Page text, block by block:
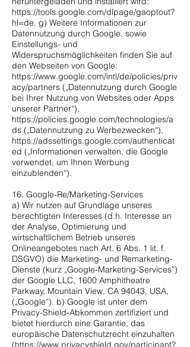
https://tools.google.com/dlpage/gaoptout?
hl=de. g) Weitere Informationen zur
Datennutzung durch Google, sowie
Einstellungs- und
Widerspruchsmöglichkeiten finden Sie auf
den Webseiten von Google:
https://www.google.com/intl/de/policies/priv
acy/partners („Datennutzung durch Google
bei Ihrer Nutzung von Websites oder Apps
unserer Partner“),
https://policies.google.com/technologies/a
ds („Datennutzung zu Werbezwecken“),
https://adssettings.google.com/authenticat
ed („Informationen verwalten, die Google
verwendet, um Ihnen Werbung
einzublenden“).
16. Google-Re/Marketing-Services
a) Wir nutzen auf Grundlage unseres
berechtigten Interesses (d.h. Interesse an
der Analyse, Optimierung und
wirtschaftlichem Betrieb unseres
Onlineangebotes nach Art. 6 Abs. 1 lit. f.
DSGVO) die Marketing- und Remarketing-
Dienste (kurz „Google-Marketing-Services”)
der Google LLC, 1600 Amphitheatre
Parkway, Mountain View, CA 94043, USA,
(„Google“). b) Google ist unter dem
Privacy-Shield-Abkommen zertifiziert und
bietet hierdurch eine Garantie, das
europäische Datenschutzrecht einzuhalten
(https://www.privacyshield.gov/participant?